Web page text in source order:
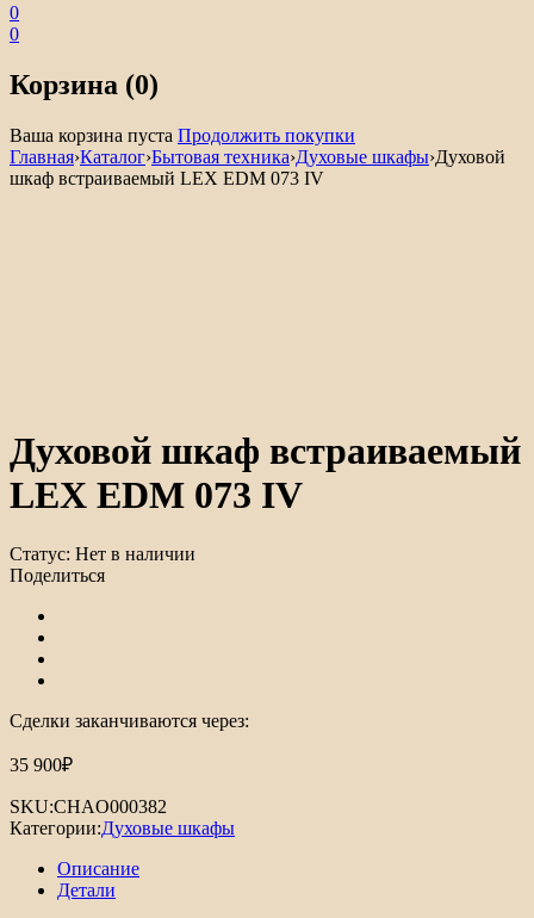
0
0
Корзина (0)
Ваша корзина пуста Продолжить покупки
Главная›Каталог›Бытовая техника›Духовые шкафы›Духовой
шкаф встраиваемый LEX EDM 073 IV
Духовой шкаф встраиваемый
LEX EDM 073 IV
Статус: Нет в наличии
Поделиться
Сделки заканчиваются через:
35 900₽
SKU:CHAO000382
Категории:Духовые шкафы
Описание
Детали